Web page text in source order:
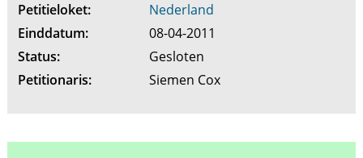
Petitieloket:
Nederland
Einddatum:
08-04-2011
Status:
Gesloten
Petitionaris:
Siemen Cox